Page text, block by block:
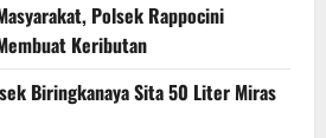
Polsek Rappocini
Keributan
Biringkanaya Sita 50 Liter Miras